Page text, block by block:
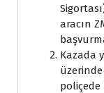
aracın
Kazada
poliçede